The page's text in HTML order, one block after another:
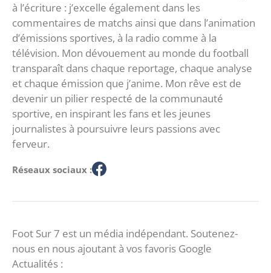
à l’écriture : j’excelle également dans les
commentaires de matchs ainsi que dans l’animation
d’émissions sportives, à la radio comme à la
télévision. Mon dévouement au monde du football
transparaît dans chaque reportage, chaque analyse
et chaque émission que j’anime. Mon rêve est de
devenir un pilier respecté de la communauté
sportive, en inspirant les fans et les jeunes
journalistes à poursuivre leurs passions avec
ferveur.
Réseaux sociaux :
Foot Sur 7 est un média indépendant. Soutenez-
nous en nous ajoutant à vos favoris Google
Actualités :